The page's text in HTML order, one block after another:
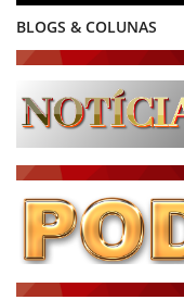
BLOGS & COLUNAS
PODCAST - PONTO DE
ÚLTIMAS NOTÍCIAS
NOTÍCIAS TAMBÉM
BRASIL MUNDO AO